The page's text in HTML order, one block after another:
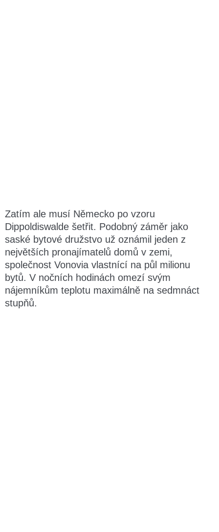
Zatím ale musí Německo po vzoru
Dippoldiswalde šetřit. Podobný záměr jako
saské bytové družstvo už oznámil jeden z
největších pronajímatelů domů v zemi,
společnost Vonovia vlastnící na půl milionu
bytů. V nočních hodinách omezí svým
nájemníkům teplotu maximálně na sedmnáct
stupňů.